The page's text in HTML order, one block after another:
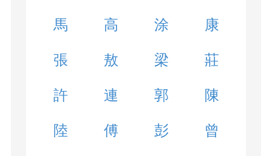
馬 高 涂 康
張 敖 梁 莊
許 連 郭 陳
陸 傅 彭 曾